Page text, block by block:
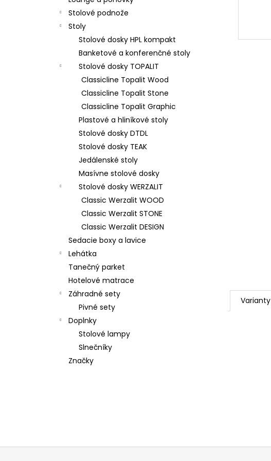
Stolové podnože
Stoly
Stolové dosky HPL kompakt
Banketové a konferenčné stoly
Stolové dosky TOPALIT
Classicline Topalit Wood
Classicline Topalit Stone
Classicline Topalit Graphic
Plastové a hliníkové stoly
Stolové dosky DTDL
Stolové dosky TEAK
Jedálenské stoly
Masívne stolové dosky
Stolové dosky WERZALIT
Classic Werzalit WOOD
Classic Werzalit STONE
Classic Werzalit DESIGN
Sedacie boxy a lavice
Lehátka
Tanečný parket
Hotelové matrace
Záhradné sety
Pivné sety
Doplnky
Stolové lampy
Slnečníky
Značky
Varianty
Z